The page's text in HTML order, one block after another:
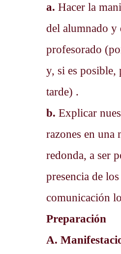
a. Hacer la
del alumnado y
profesorado
y, si es posible,
tarde) .
b. Explicar
razones en una
redonda, a ser
presencia de
comunicación
Preparación
A.